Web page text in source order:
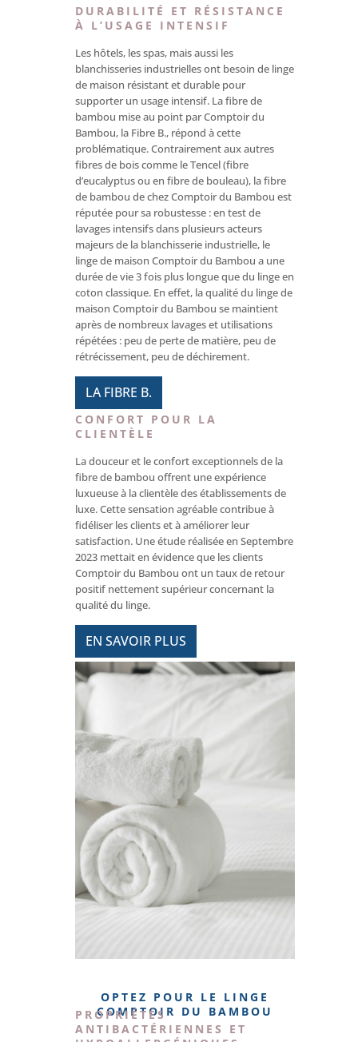
DURABILITÉ ET RÉSISTANCE
À L’USAGE INTENSIF
Les hôtels, les spas, mais aussi les
blanchisseries industrielles ont besoin de linge
de maison résistant et durable pour
supporter un usage intensif. La fibre de
bambou mise au point par Comptoir du
Bambou, la Fibre B., répond à cette
problématique. Contrairement aux autres
fibres de bois comme le Tencel (fibre
d’eucalyptus ou en fibre de bouleau), la fibre
de bambou de chez Comptoir du Bambou est
réputée pour sa robustesse : en test de
lavages intensifs dans plusieurs acteurs
majeurs de la blanchisserie industrielle, le
linge de maison Comptoir du Bambou a une
durée de vie 3 fois plus longue que du linge en
coton classique. En effet, la qualité du linge de
maison Comptoir du Bambou se maintient
après de nombreux lavages et utilisations
répétées : peu de perte de matière, peu de
rétrécissement, peu de déchirement.
LA FIBRE B.
CONFORT POUR LA
CLIENTÈLE
La douceur et le confort exceptionnels de la
fibre de bambou offrent une expérience
luxueuse à la clientèle des établissements de
luxe. Cette sensation agréable contribue à
fidéliser les clients et à améliorer leur
satisfaction. Une étude réalisée en Septembre
2023 mettait en évidence que les clients
Comptoir du Bambou ont un taux de retour
positif nettement supérieur concernant la
qualité du linge.
EN SAVOIR PLUS
OPTEZ POUR LE LINGE
COMPTOIR DU BAMBOU
PROPRIÉTÉS
ANTIBACTÉRIENNES ET